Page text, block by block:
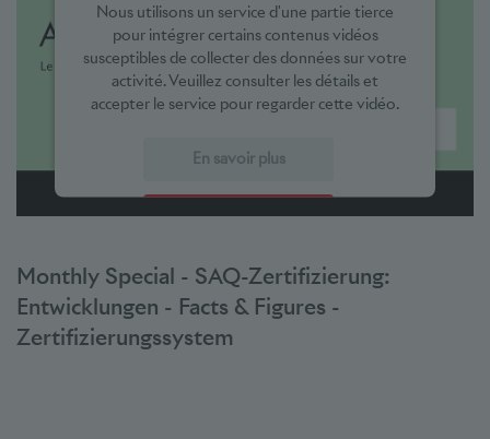
Nous utilisons un service d'une partie tierce
pour intégrer certains contenus vidéos
susceptibles de collecter des données sur votre
activité. Veuillez consulter les détails et
accepter le service pour regarder cette vidéo.
En savoir plus
Accepter
powered by Usercentrics Consent Management Platform
Monthly Special - SAQ-Zertifizierung:
Entwicklungen - Facts & Figures -
Zertifizierungssystem